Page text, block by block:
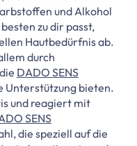
und Alkohol
zu dir passt,
Hautbedürfnis ab.
durch
DADO SENS
Unterstützung bieten.
und reagiert mit
SENS
die speziell auf die